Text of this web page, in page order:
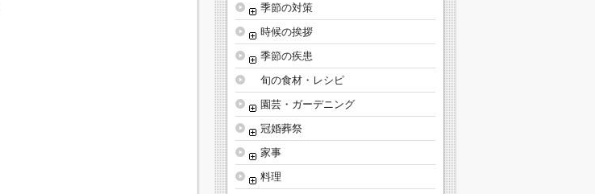
季節の対策
時候の挨拶
季節の疾患
旬の食材・レシピ
園芸・ガーデニング
冠婚葬祭
家事
料理